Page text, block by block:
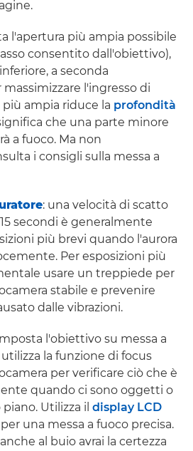
l'apertura più ampia possibile
consentito dall'obiettivo),
a seconda
l'ingresso di
più ampia riduce la profondità
che una parte minore
a fuoco. Ma non
i consigli sulla messa a
: una velocità di scatto
secondi è generalmente
più brevi quando l'aurora
Per esposizioni più
usare un treppiede per
stabile e prevenire
dalle vibrazioni.
l'obiettivo su messa a
la funzione di focus
per verificare ciò che è
quando ci sono oggetti o
Utilizza il display LCD
una messa a fuoco precisa.
al buio avrai la certezza